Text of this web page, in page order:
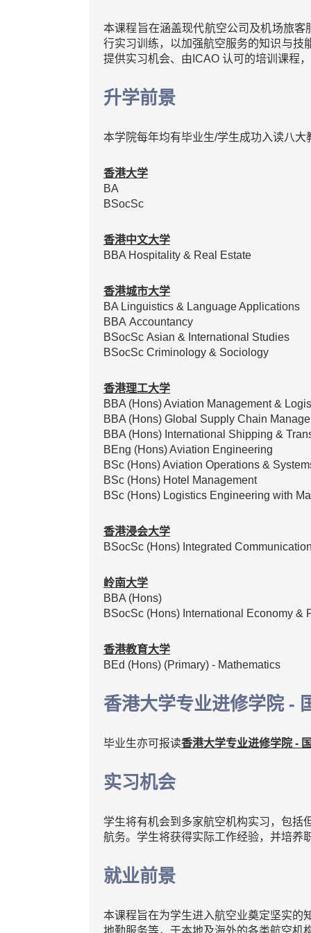
本课程旨在涵盖现代航空公司及机场旅
行实习训练，以加强航空服务的知识与技
提供实习机会、由ICAO 认可的培训课程
升学前景
本学院每年均有毕业生/学生成功入读八
香港大学
BA
BSocSc
香港中文大学
BBA Hospitality & Real Estate
香港城市大学
BA Linguistics & Language Applications
BBA Accountancy
BSocSc Asian & International Studies
BSocSc Criminology & Sociology
香港理工大学
BBA (Hons) Aviation Management &
BBA (Hons) Global Supply Chain
BBA (Hons) International Shipping &
BEng (Hons) Aviation Engineering
BSc (Hons) Aviation Operations &
BSc (Hons) Hotel Management
BSc (Hons) Logistics Engineering with
香港浸会大学
BSocSc (Hons) Integrated
岭南大学
BBA (Hons)
BSocSc (Hons) International Economy &
香港教育大学
BEd (Hons) (Primary) - Mathematics
香港大学专业进修学院 -
毕业生亦可报读香港大学专业进修学院 -
实习机会
学生将有机会到多家航空机构实习，包括
航务。学生将获得实际工作经验，并培养
就业前景
本课程旨在为学生进入航空业奠定坚实的
地勤服务等，于本地及海外的各类航空机